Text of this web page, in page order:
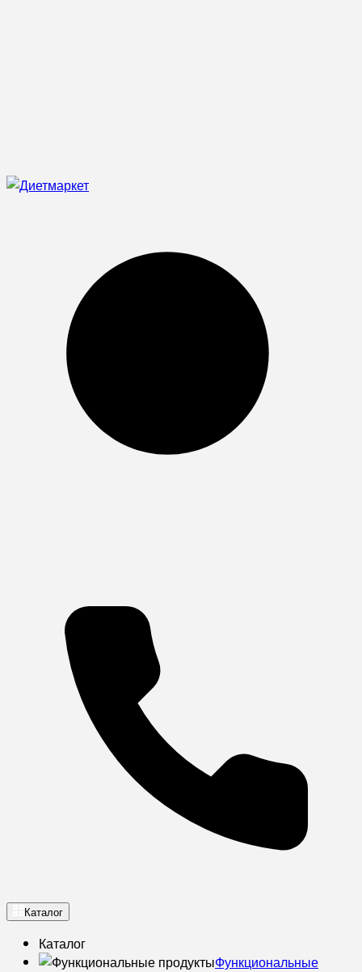
Каталог
Каталог
Функциональные